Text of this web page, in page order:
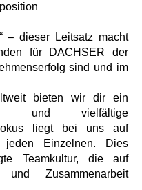
– dieser Leitsatz macht
für DACHSER der
sind und im
bieten wir dir ein
und vielfältige
liegt bei uns auf
jeden Einzelnen. Dies
Teamkultur, die auf
und Zusammenarbeit